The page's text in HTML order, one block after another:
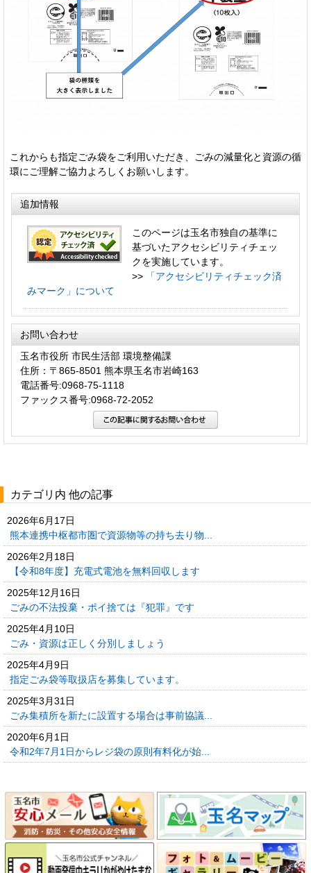
これからも指定ごみ袋をご利用いただき、ごみの減量化と資源の循
環にご理解ご協力よろしくお願いします。
追加情報
このページは玉名市独自の基準に
基づいたアクセシビリティチェッ
クを実施しています。
>>
「アクセシビリティチェック済
みマーク」について
お問い合わせ
玉名市役所 市民生活部 環境整備課
住所：〒865-8501 熊本県玉名市岩崎163
電話番号:0968-75-1118
ファックス番号:0968-72-2052
カテゴリ内 他の記事
2026年6月17日
熊本連携中枢都市圏で資源物等の持ち去り物...
2026年2月18日
【令和8年度】充電式電池を無料回収します
2025年12月16日
ごみの不法投棄・ポイ捨ては『犯罪』です
2025年4月10日
ごみ・資源は正しく分別しましょう
2025年4月9日
指定ごみ袋等取扱店を募集しています。
2025年3月31日
ごみ集積所を新たに設置する場合は事前協議...
2020年6月1日
令和2年7月1日からレジ袋の原則有料化が始...